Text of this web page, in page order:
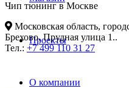
Проекты
О компании
Чип тюнинг в Москве
Московская область,
Брехово, Прудная улица 1..
Тел.: +7 499 110 31 27